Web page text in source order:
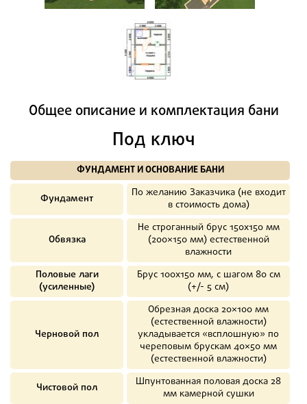
Общее описание и комплектация бани
Под ключ
ФУНДАМЕНТ И ОСНОВАНИЕ БАНИ
Фундамент
По желанию Заказчика (не входит
в стоимость дома)
Обвязка
Не строганный брус 150х150 мм
(200×150 мм) естественной
влажности
Половые лаги
(усиленные)
Брус 100х150 мм, с шагом 80 см
(+/- 5 см)
Черновой пол
Обрезная доска 20×100 мм
(естественной влажности)
укладывается «всплошную» по
череповым брускам 40×50 мм
(естественной влажности)
Чистовой пол
Шпунтованная половая доска 28
мм камерной сушки